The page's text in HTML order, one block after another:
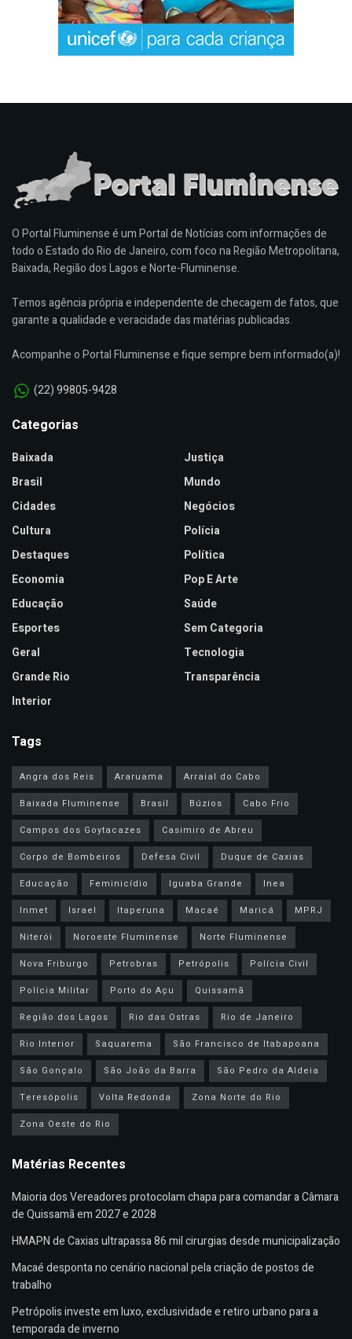
O Portal Fluminense é um Portal de Notícias com informações de
todo o Estado do Rio de Janeiro, com foco na Região Metropolitana,
Baixada, Região dos Lagos e Norte-Fluminense.
Temos agência própria e independente de checagem de fatos, que
garante a qualidade e veracidade das matérias publicadas.
Acompanhe o Portal Fluminense e fique sempre bem informado(a)!
(22) 99805-9428
Categorias
Baixada
Brasil
Cidades
Cultura
Destaques
Economia
Educação
Esportes
Geral
Grande Rio
Interior
Justiça
Mundo
Negócios
Polícia
Política
Pop E Arte
Saúde
Sem Categoria
Tecnologia
Transparência
Tags
Angra dos Reis Araruama
Arraial do Cabo
Baixada Fluminense
Brasil Búzios
Cabo Frio
Campos dos Goytacazes
Casimiro de Abreu
Corpo de Bombeiros
Defesa Civil
Duque de Caxias
Educação
Feminicídio Iguaba Grande
Inea
Inmet
Israel Itaperuna Macaé Maricá
MPRJ
Niterói
Noroeste Fluminense
Norte Fluminense
Nova Friburgo
Petrobras Petrópolis
Polícia Civil
Polícia Militar
Porto do Açu
Quissamã
Região dos Lagos
Rio das Ostras
Rio de Janeiro
Rio Interior
Saquarema
São Francisco de Itabapoana
São Gonçalo
São João da Barra
São Pedro da Aldeia
Teresópolis
Volta Redonda
Zona Norte do Rio
Zona Oeste do Rio
Matérias Recentes
Maioria dos Vereadores protocolam chapa para comandar a Câmara
de Quissamã em 2027 e 2028
HMAPN de Caxias ultrapassa 86 mil cirurgias desde municipalização
Macaé desponta no cenário nacional pela criação de postos de
trabalho
Petrópolis investe em luxo, exclusividade e retiro urbano para a
temporada de inverno